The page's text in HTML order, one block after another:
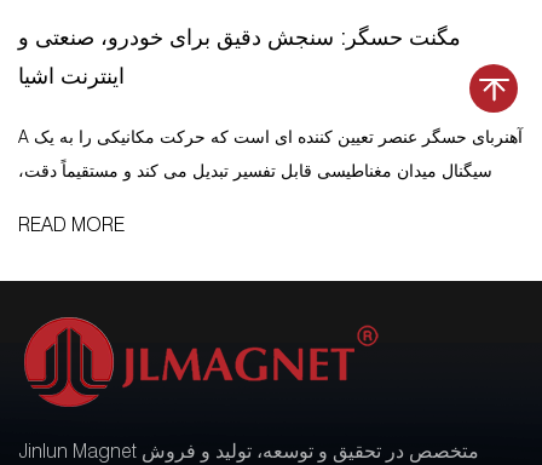
مگنت حسگر: سنجش دقیق برای خودرو، صنعتی و
اینترنت اشیا
A آهنربای حسگر عنصر تعیین کننده ای است که حرکت مکانیکی را به یک
سیگنال میدان مغناطیسی قابل تفسیر تبدیل می کند و مستقیماً دقت،
READ MORE
Jinlun Magnet متخصص در تحقیق و توسعه، تولید و فروش